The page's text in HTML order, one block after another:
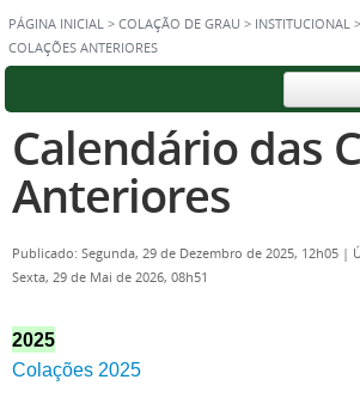
PÁGINA INICIAL > COLAÇÃO DE GRAU > INSTITUCIONAL >
COLAÇÕES ANTERIORES
Calendário das
Anteriores
Publicado: Segunda, 29 de Dezembro de 2025, 12h05 |
Sexta, 29 de Mai de 2026, 08h51
2025
Colações 2025